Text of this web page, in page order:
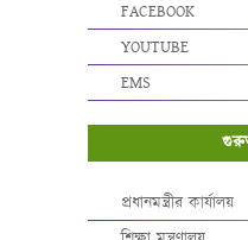
FACEBOOK
YOUTUBE
EMS
প্রধানমন্ত্রীর কার্যালয়